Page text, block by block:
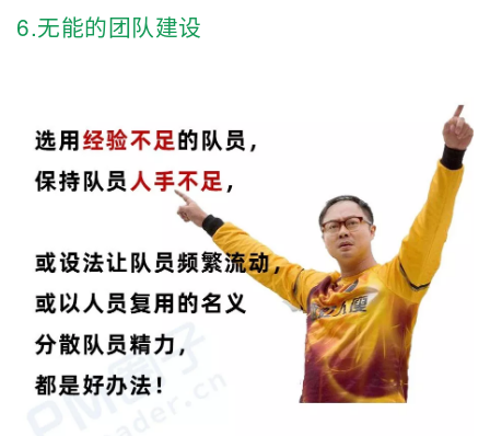
6.无能的团队建设